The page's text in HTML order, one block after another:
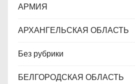
АРМИЯ
АРХАНГЕЛЬСКАЯ ОБЛАСТЬ
Без рубрики
БЕЛГОРОДСКАЯ ОБЛАСТЬ